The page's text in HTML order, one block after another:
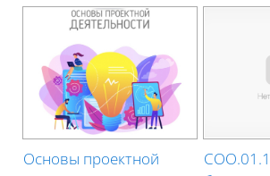
Основы проектной